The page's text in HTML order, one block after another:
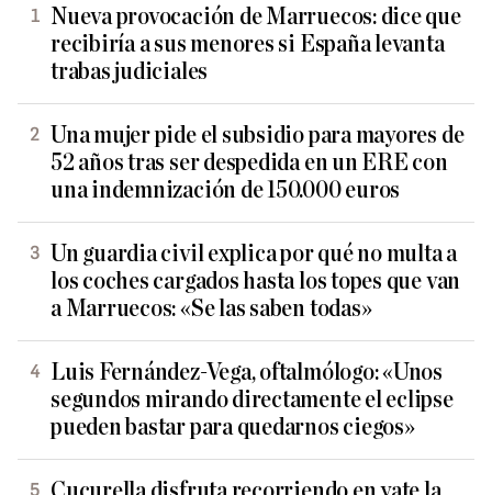
Nueva provocación de Marruecos: dice que
recibiría a sus menores si España levanta
trabas judiciales
Una mujer pide el subsidio para mayores de
52 años tras ser despedida en un ERE con
una indemnización de 150.000 euros
Un guardia civil explica por qué no multa a
los coches cargados hasta los topes que van
a Marruecos: «Se las saben todas»
Luis Fernández-Vega, oftalmólogo: «Unos
segundos mirando directamente el eclipse
pueden bastar para quedarnos ciegos»